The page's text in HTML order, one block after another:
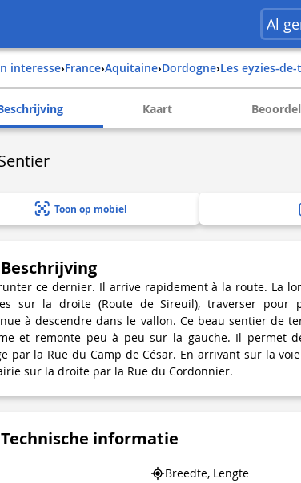
Al
interesse› france› aquitaine› dordogne› les eyzies-
Kaart
Toon op mobiel
Beschrijving
ce dernier. Il arrive rapidement à la route. La
sur la droite (Route de Sireuil), traverser pour
à descendre dans le vallon. Ce beau sentier de
et remonte peu à peu sur la gauche. Il permet
par la Rue du Camp de César. En arrivant sur la
sur la droite par la Rue du Cordonnier.
Technische informatie
Breedte, Lengte